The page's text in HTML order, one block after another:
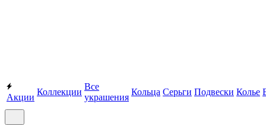
Акции
Коллекции
Все
украшения
Кольца Серьги Подвески Колье